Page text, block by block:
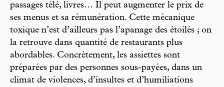
passages télé, livres… Il peut augmenter le prix de
ses menus et sa rémunération. Cette mécanique
toxique n’est d’ailleurs pas l’apanage des étoilés ; on
la retrouve dans quantité de restaurants plus
abordables. Concrètement, les assiettes sont
préparées par des personnes sous-payées, dans un
climat de violences, d’insultes et d’humiliations